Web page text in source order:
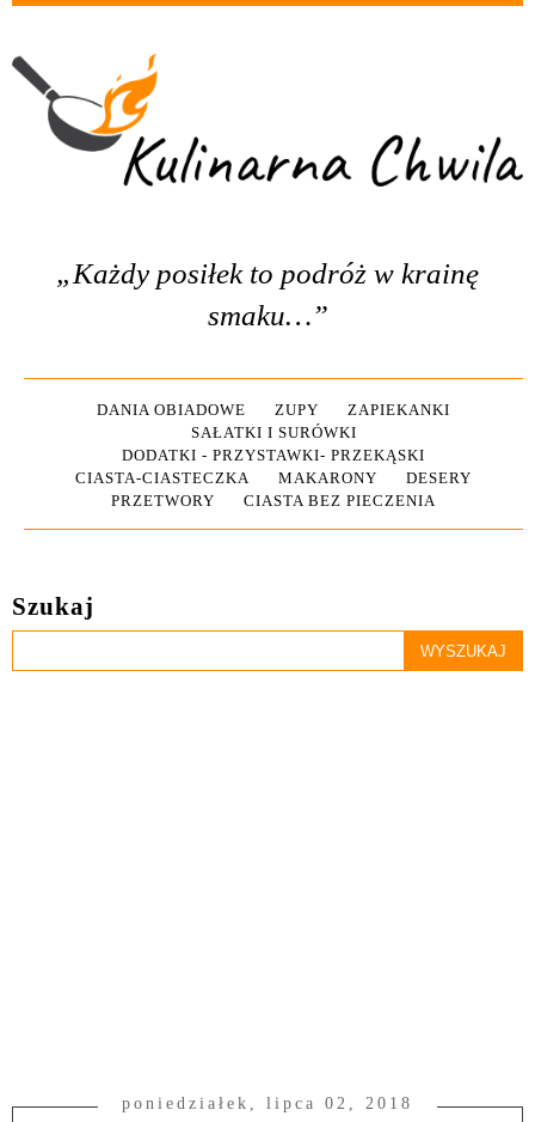
„Każdy posiłek to podróż w krainę
smaku…”
DANIA OBIADOWE ZUPY
ZAPIEKANKI
SAŁATKI I SURÓWKI
DODATKI - PRZYSTAWKI- PRZEKĄSKI
CIASTA-CIASTECZKA
MAKARONY
DESERY
PRZETWORY
CIASTA BEZ PIECZENIA
Szukaj
poniedziałek, lipca 02, 2018